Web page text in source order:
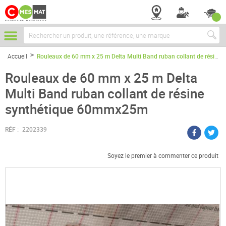
Chercher
Accueil Rouleaux de 60 mm x 25 m Delta Multi Band ruban collant de résine synthétique 60mmx25m
Rouleaux de 60 mm x 25 m Delta
Multi Band ruban collant de résine
synthétique 60mmx25m
RÉF : 2202339
Soyez le premier à commenter ce produit
Passer